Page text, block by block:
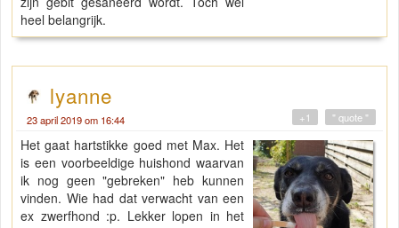
heel belangrijk.
lyanne
23 april 2019 om 16:44 " quote "
+1
Het gaat hartstikke goed met Max. Het
is een voorbeeldige huishond waarvan
ik nog geen "gebreken" heb kunnen
vinden. Wie had dat verwacht van een
ex zwerfhond :p. Lekker lopen in het